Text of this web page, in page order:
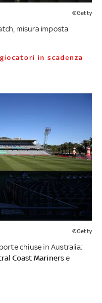
©Getty
misura imposta
in scadenza
©Getty
chiuse in Australia:
Coast Mariners e